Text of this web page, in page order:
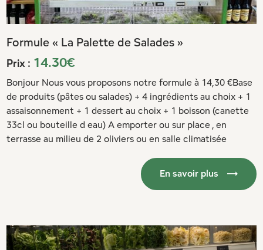
Formule « La Palette de Salades »
Prix : 14.30€
Bonjour Nous vous proposons notre formule à 14,30 €Base
de produits (pâtes ou salades) + 4 ingrédients au choix + 1
assaisonnement + 1 dessert au choix + 1 boisson (canette
33cl ou bouteille d eau) A emporter ou sur place , en
terrasse au milieu de 2 oliviers ou en salle climatisée
En savoir plus